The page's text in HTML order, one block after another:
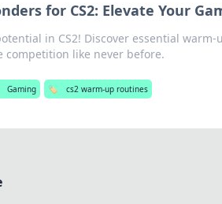
for CS2: Elevate Your
in CS2! Discover essential
competition like never before.
Gaming 🏷️ cs2 warm-up routines